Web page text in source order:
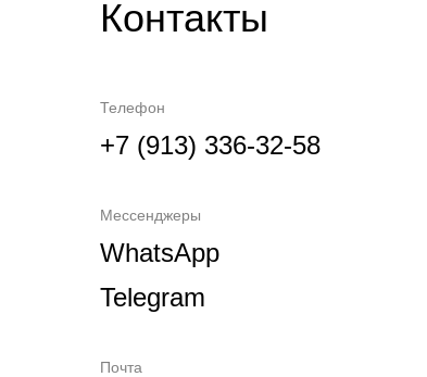
Контакты
Телефон
+7 (913) 336-32-58
Мессенджеры
WhatsApp
Telegram
Почта